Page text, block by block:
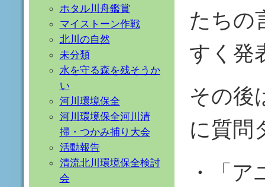
たちの
すく発
その後
に質問
・「
ホタル川舟鑑賞
マイストーン作戦
北川の自然
未分類
水を守る森を残そうか
い
河川環境保全
河川環境保全河川清
掃・つかみ捕り大会
活動報告
清流北川環境保全検討
会